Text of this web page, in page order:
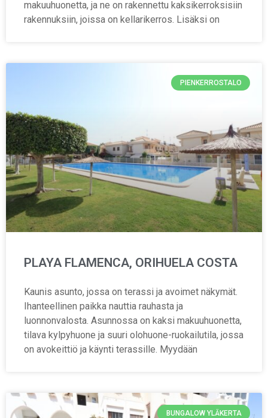
makuuhuonetta, ja ne on rakennettu kaksikerroksisiin
rakennuksiin, joissa on kellarikerros. Lisäksi on
PIENKERROSTALO
PLAYA FLAMENCA, ORIHUELA COSTA
Kaunis asunto, jossa on terassi ja avoimet näkymät.
Ihanteellinen paikka nauttia rauhasta ja
luonnonvalosta. Asunnossa on kaksi makuuhuonetta,
tilava kylpyhuone ja suuri olohuone-ruokailutila, jossa
on avokeittiö ja käynti terassille. Myydään
BUNGALOW YLÄKERTA